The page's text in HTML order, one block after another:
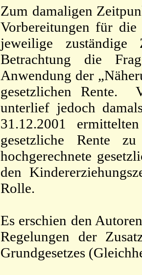
Zum damaligen
Vorbereitungen für die
jeweilige zuständige
Betrachtung die
Anwendung der
gesetzlichen Rente.
unterlief jedoch
31.12.2001
gesetzliche Rente
hochgerechnete
den
Rolle.
Es erschien den
Regelungen der
Grundgesetzes